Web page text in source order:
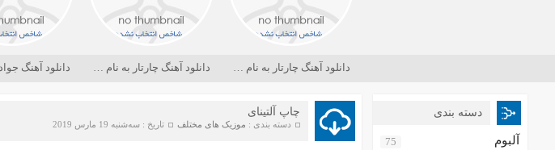
دانلود آهنگ چارتار به نام در حسرت ماه دانلود آهنگ چارتار به نام دریا کجاست
چاپ آلتینای
دسته بندی : موزیک های مختلف تاریخ : سه‌شنبه 19 مارس 2019
دسته بندی
آلبوم 75